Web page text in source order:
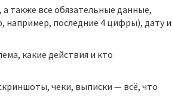
также все обязательные данные,
например, последние 4 цифры), дату и
какие действия и кто
чеки, выписки — всё, что